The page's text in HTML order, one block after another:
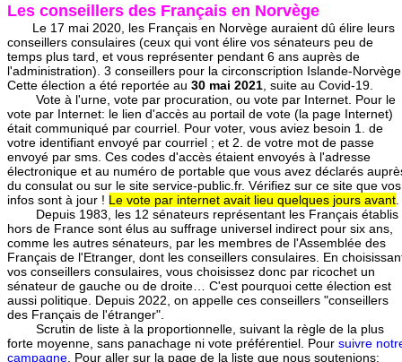
Les conseillers des Français en Norvège
Le 17 mai 2020, les Français en Norvège auraient dû élire leurs
conseillers consulaires (ceux qui vont élire vos sénateurs peu de
temps plus tard, et vous représenter pendant 6 ans auprès de
l'administration). 3 conseillers pour la circonscription Islande-
Cette élection a été reportée au 30 mai 2021 , suite au Covid-19.
Vote à l'urne, vote par procuration, ou vote par Internet. Pour le
vote par Internet: le lien d'accès au portail de vote (la page Internet)
était communiqué par courriel. Pour voter, vous aviez besoin 1. de
votre identifiant envoyé par courriel ; et 2. de votre mot de passe
envoyé par sms. Ces codes d'accès étaient envoyés à l'adresse
électronique et au numéro de portable que vous avez déclarés
du consulat ou sur le site service-public.fr. Vérifiez sur ce site que vos
infos sont à jour ! Le vote par internet avait lieu quelques jours avant
Depuis 1983, les 12 sénateurs représentant les Français établis
hors de France sont élus au suffrage universel indirect pour six ans,
comme les autres sénateurs, par les membres de l'Assemblée des
Français de l'Etranger, dont les conseillers consulaires. En
vos conseillers consulaires, vous choisissez donc par ricochet un
sénateur de gauche ou de droite… C'est pourquoi cette élection est
aussi politique. Depuis 2022, on appelle ces conseillers "conseillers
des Français de l'étranger".
Scrutin de liste à la proportionnelle, suivant la règle de la plus
forte moyenne, sans panachage ni vote préférentiel. Pour suivre
campagne . Pour aller sur la page de la liste que nous soutenions: